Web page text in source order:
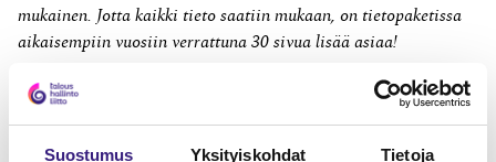
Suostumus Yksityiskohdat Tietoja
mukainen. Jotta kaikki tieto saatiin mukaan, on tietopaketissa
aikaisempiin vuosiin verrattuna 30 sivua lisää asiaa!